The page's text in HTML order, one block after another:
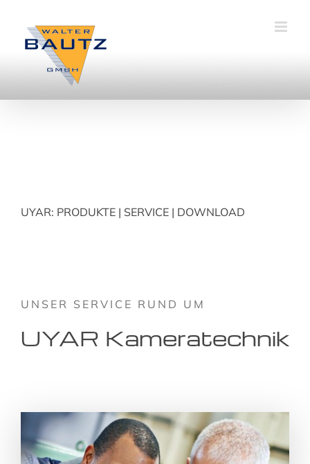
Inhalt
springen
UYAR: PRODUKTE | SERVICE | DOWNLOAD
UNSER SERVICE RUND UM
UYAR Kameratechnik